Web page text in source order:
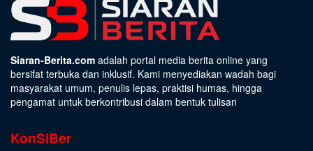
Siaran-Berita.com adalah portal media berita online yang
bersifat terbuka dan inklusif. Kami menyediakan wadah bagi
masyarakat umum, penulis lepas, praktisi humas, hingga
pengamat untuk berkontribusi dalam bentuk tulisan
KonSiBer